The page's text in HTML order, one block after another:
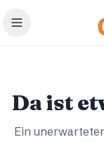
Zum Hauptinhalt
Da ist
Ein